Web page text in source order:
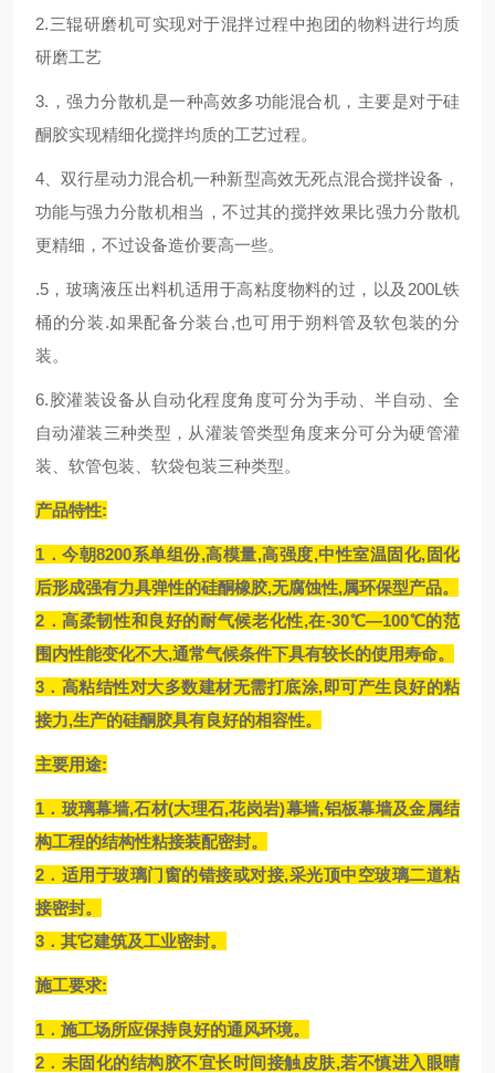
2.三辊研磨机可实现对于混拌过程中抱团的物料进行均质
研磨工艺
3.，强力分散机是一种高效多功能混合机，主要是对于硅
酮胶实现精细化搅拌均质的工艺过程。
4、双行星动力混合机一种新型高效无死点混合搅拌设备，
功能与强力分散机相当，不过其的搅拌效果比强力分散机
更精细，不过设备造价要高一些。
.5，玻璃液压出料机适用于高粘度物料的过，以及200L铁
桶的分装.如果配备分装台,也可用于朔料管及软包装的分
装。
6.胶灌装设备从自动化程度角度可分为手动、半自动、全
自动灌装三种类型，从灌装管类型角度来分可分为硬管灌
装、软管包装、软袋包装三种类型。
​产品特性:
1．今朝8200系单组份,高模量,高强度,中性室温固化,固化
后形成强有力具弹性的硅酮橡胶,无腐蚀性,属环保型产品。
2．高柔韧性和良好的耐气候老化性,在-30℃—100℃的范
围内性能变化不大,通常气候条件下具有较长的使用寿命。
3．高粘结性对大多数建材无需打底涂,即可产生良好的粘
接力,生产的硅酮胶具有良好的相容性。
主要用途:
1．玻璃幕墙,石材(大理石,花岗岩)幕墙,铝板幕墙及金属结
构工程的结构性粘接装配密封。
2．适用于玻璃门窗的错接或对接,采光顶中空玻璃二道粘
接密封。
3．其它建筑及工业密封。
施工要求:
1．施工场所应保持良好的通风环境。
2．未固化的结构胶不宜长时间接触皮肤,若不慎进入眼晴